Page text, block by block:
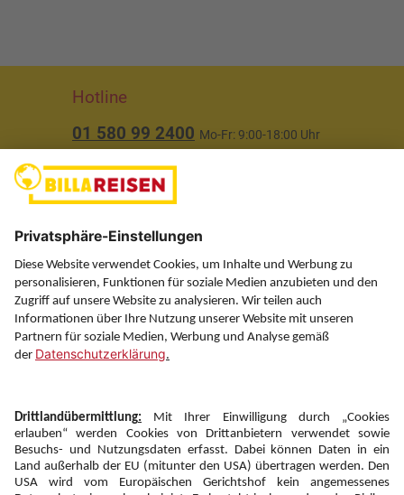
Hotline
01 580 99 2400 Mo-Fr: 9:00-18:00 Uhr
Über uns
Service
Information
Folgen Sie uns auf
Newsletter: